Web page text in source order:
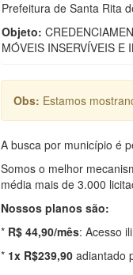
Prefeitura de Santa Rita
Objeto:
MÓVEIS INSERVÍVEIS
Obs: Estamos
A busca por município é
Somos o melhor
média mais de 3.000
Nossos planos são:
* R$ 44,90/mês: Acesso
* 1x R$239,90 adiantado